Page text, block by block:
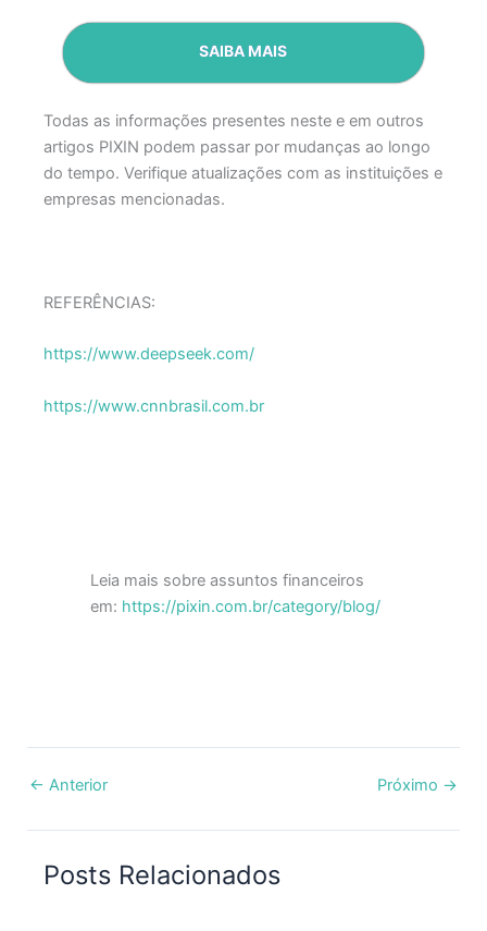
SAIBA MAIS
Todas as informações presentes neste e em outros
artigos PIXIN podem passar por mudanças ao longo
do tempo. Verifique atualizações com as instituições e
empresas mencionadas.
REFERÊNCIAS:
https://www.deepseek.com/
https://www.cnnbrasil.com.br
Leia mais sobre assuntos financeiros
em: https://pixin.com.br/category/blog/
← Anterior Próximo →
Posts Relacionados